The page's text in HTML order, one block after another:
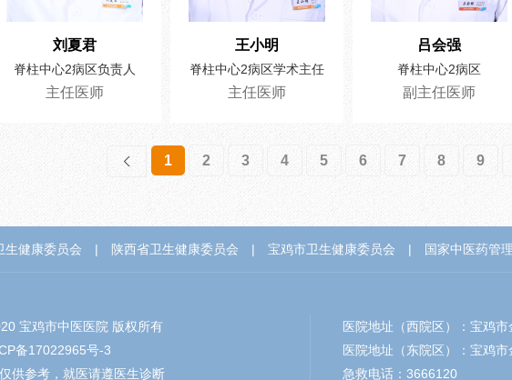
刘夏君
脊柱中心2病区负责人
主任医师
王小明
脊柱中心2病区学术主任
主任医师
吕会强
脊柱中心2病区
副主任医师
1 2 3 4 5 6 7 8 9
生健康委员会 | 陕西省卫生健康委员会 | 宝鸡市卫生健康委员会 | 国家中医药管
宝鸡市中医医院 版权所有
备17022965号-3
供参考，就医请遵医生诊断
医院地址（西院区）：宝鸡
医院地址（东院区）：宝鸡
急救电话：3666120